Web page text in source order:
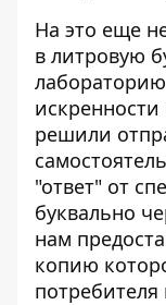
На это еще
в литровую
решили
"ответ" от
буквально
нам
копию
потребителя